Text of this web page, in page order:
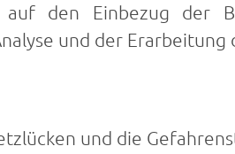
den Einbezug der
und der Erarbeitung
und die